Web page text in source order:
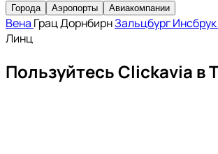
Города Аэропорты Авиакомпании
Вена ГрацДорнбирнЗальцбургИнсбрук
Линц
Пользуйтесь Clickavia в